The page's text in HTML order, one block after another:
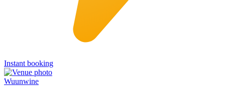
Instant booking
Wuunwine